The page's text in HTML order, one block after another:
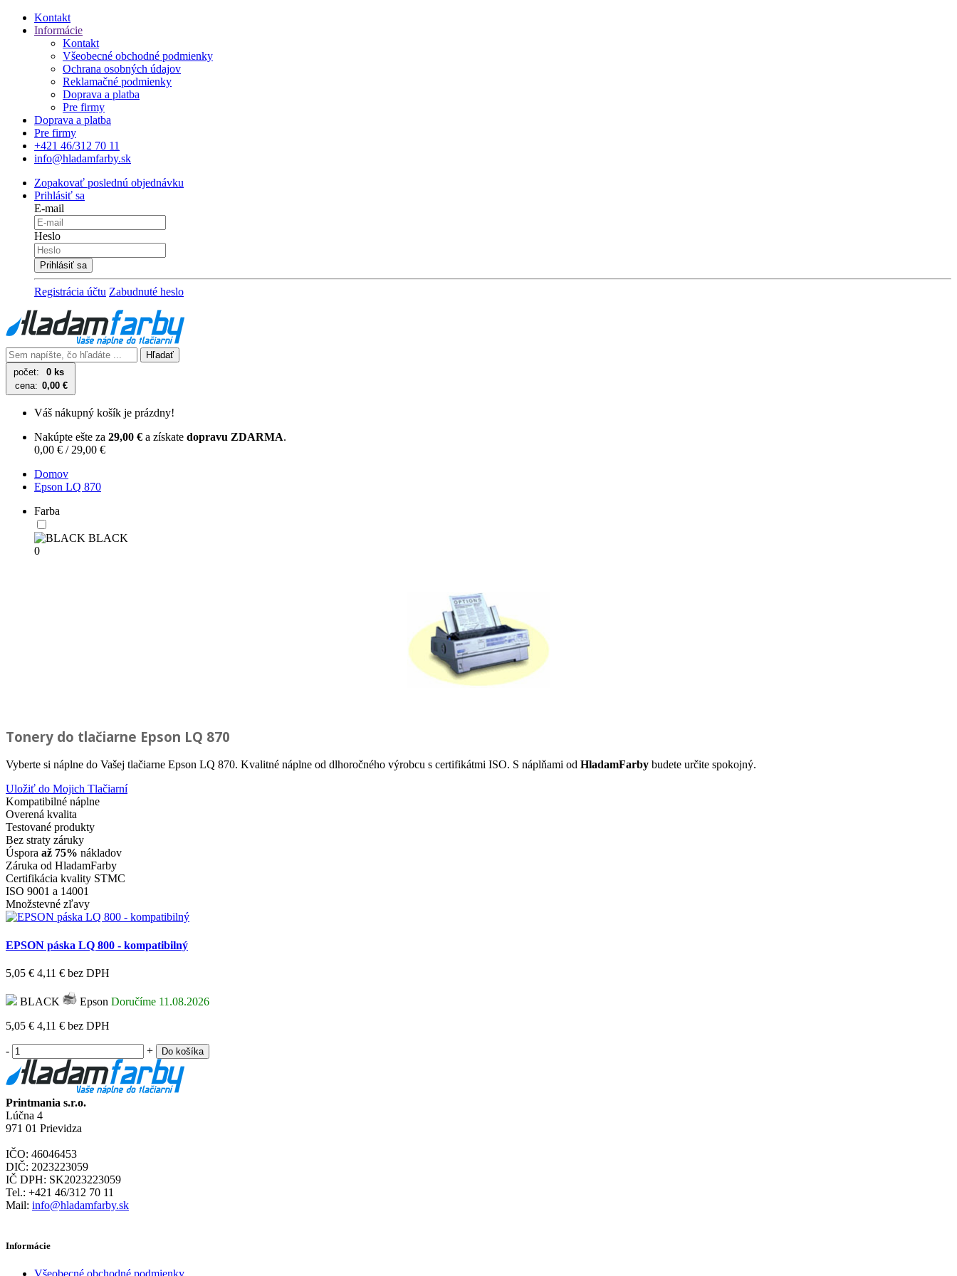
Kontakt
Informácie
Kontakt
Všeobecné obchodné podmienky
Ochrana osobných údajov
Reklamačné podmienky
Doprava a platba
Pre firmy
Doprava a platba
Pre firmy
+421 46/312 70 11
info@hladamfarby.sk
Zopakovať poslednú objednávku
Prihlásiť sa
E-mail
Heslo
Registrácia účtu Zabudnuté heslo
Hľadať
počet:
0 ks
cena: 0,00 €
Váš nákupný košík je prázdny!
Nakúpte ešte za 29,00 € a získate dopravu ZDARMA.
0,00 € / 29,00 €
Domov
Epson LQ 870
Farba
BLACK
0
Tonery do tlačiarne Epson LQ 870
Vyberte si náplne do Vašej tlačiarne Epson LQ 870. Kvalitné náplne od dlhoročného výrobcu s certifikátmi ISO. S náplňami od HladamFarby budete určite spokojný.
Uložiť do Mojich Tlačiarní
Kompatibilné náplne
Overená kvalita
Testované produkty
Bez straty záruky
Úspora až 75% nákladov
Záruka od HladamFarby
Certifikácia kvality STMC
ISO 9001 a 14001
Množstevné zľavy
EPSON páska LQ 800 - kompatibilný
5,05 € 4,11 € bez DPH
BLACK Epson Doručíme 11.08.2026
5,05 € 4,11 € bez DPH
- + Do košíka
Printmania s.r.o.
Lúčna 4
971 01 Prievidza
IČO: 46046453
DIČ: 2023223059
IČ DPH: SK2023223059
Tel.: +421 46/312 70 11
Mail: info@hladamfarby.sk
Informácie